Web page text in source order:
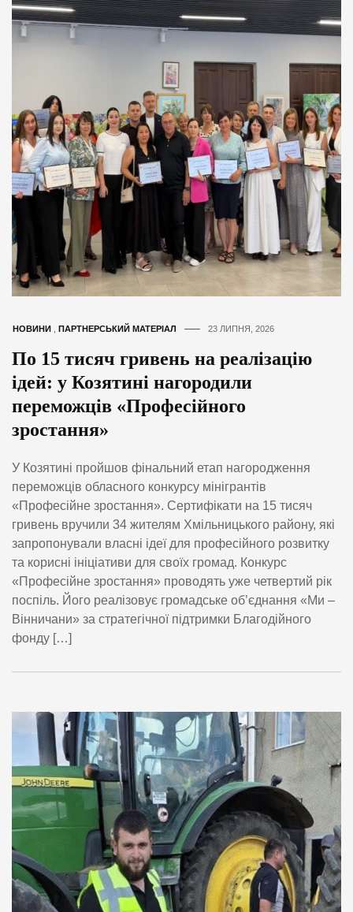
НОВИНИ ПАРТНЕРСЬКИЙ МАТЕРІАЛ 23 ЛИПНЯ, 2026
По 15 тисяч гривень на реалізацію
ідей: у Козятині нагородили
переможців «Професійного
зростання»
У Козятині пройшов фінальний етап нагородження
переможців обласного конкурсу мінігрантів
«Професійне зростання». Сертифікати на 15 тисяч
гривень вручили 34 жителям Хмільницького району, які
запропонували власні ідеї для професійного розвитку
та корисні ініціативи для своїх громад. Конкурс
«Професійне зростання» проводять уже четвертий рік
поспіль. Його реалізовує громадське об’єднання «Ми –
Вінничани» за стратегічної підтримки Благодійного
фонду […]